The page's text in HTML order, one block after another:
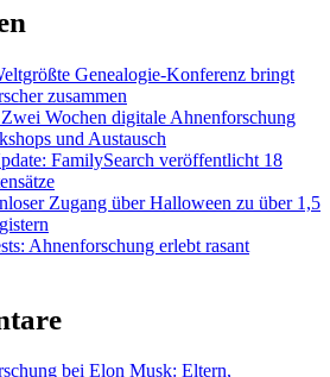
Genealogie-Konferenz bringt
zusammen
Wochen digitale Ahnenforschung
und Austausch
FamilySearch veröffentlicht 18
Zugang über Halloween zu über 1,5
Ahnenforschung erlebt rasant
bei Elon Musk: Eltern,